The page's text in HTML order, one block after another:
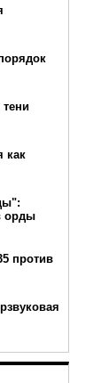
как
орды
против